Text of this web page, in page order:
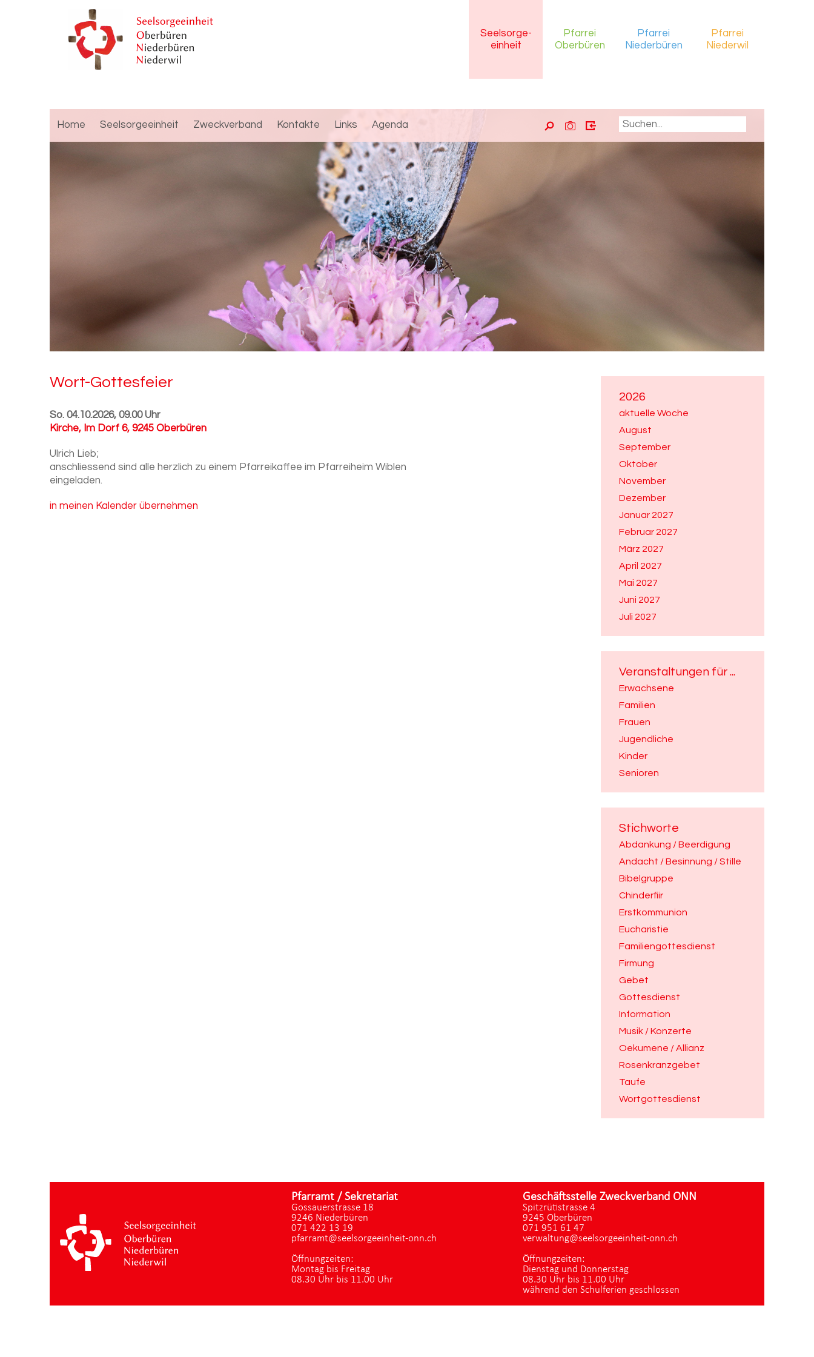
Seelsorge-
einheit
Pfarrei
Oberbüren
Pfarrei
Niederbüren
Pfarrei
Niederwil
Home Seelsorgeeinheit Zweckverband Kontakte Links Agenda
2026
aktuelle Woche
August
September
Oktober
November
Dezember
Januar 2027
Februar 2027
März 2027
April 2027
Mai 2027
Juni 2027
Juli 2027
Veranstaltungen für ...
Erwachsene
Familien
Frauen
Jugendliche
Kinder
Senioren
Stichworte
Abdankung / Beerdigung
Andacht / Besinnung / Stille
Bibelgruppe
Chinderfiir
Erstkommunion
Eucharistie
Familiengottesdienst
Firmung
Gebet
Gottesdienst
Information
Musik / Konzerte
Oekumene / Allianz
Rosenkranzgebet
Taufe
Wortgottesdienst
Wort-​Gottesfeier
So. 04.10.2026, 09.00 Uhr
Kirche, Im Dorf 6, 9245 Oberbüren
Ulrich Lieb;
anschliessend sind alle herzlich zu einem Pfarreikaffee im Pfarreiheim Wiblen
eingeladen.
in meinen Kalender übernehmen
Pfarramt / Sekretariat
Gossauerstrasse 18
9246 Niederbüren
071 422 13 19
pfarramt@seelsorgeeinheit-onn.ch
Öffnungzeiten:
Montag bis Freitag
08.30 Uhr bis 11.00 Uhr
Geschäftsstelle Zweckverband ONN
Spitzrütistrasse 4
9245 Oberbüren
071 951 61 47
verwaltung@seelsorgeeinheit-onn.ch
Öffnungzeiten:
Dienstag und Donnerstag
08.30 Uhr bis 11.00 Uhr
während den Schulferien geschlossen